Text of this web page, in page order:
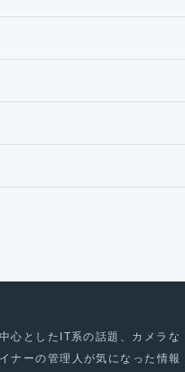
心としたIT系の話題、カメラな
ナーの管理人が気になった情報